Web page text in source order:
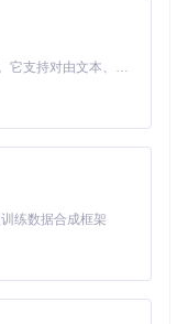
MiniMax H3 是一个通用的全模态生成系统。它支持对由文本、图像、视频和音频组成的多模态上下文进行统一理解，并能生成分辨率高达 2K、时长可达 15 秒的带原生立体声音频的视频。得益于面向任务泛化的系统设计，H3 在预训练阶段就已具备广泛的多模态上下文理解与生成能力，能够出色地执行复杂的多模态指令。
练数据合成框架